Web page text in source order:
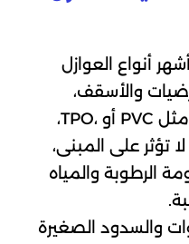
أنواع العوازل
والأسقف،
وهي مصنوعة من مواد مثل PVC أو ،TPO،
تؤثر على المبنى،
الرطوبة والمياه
والسدود الصغيرة